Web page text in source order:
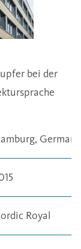
bei der
Germany
Royal